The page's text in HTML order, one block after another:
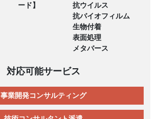
ード】
抗ウイルス
抗バイオフィルム
生物付着
表面処理
メタバース
対応可能サービス
事業開発コンサルティング